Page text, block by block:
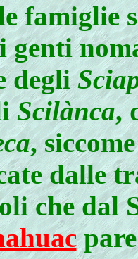
famiglie
degli
Scilànca,
,
dalle
che dal